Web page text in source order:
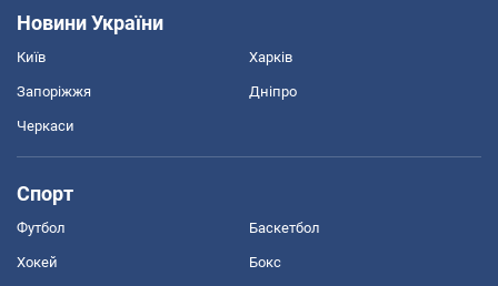
Новини України
Київ Харків
Запоріжжя Дніпро
Черкаси
Спорт
Футбол Баскетбол
Хокей Бокс